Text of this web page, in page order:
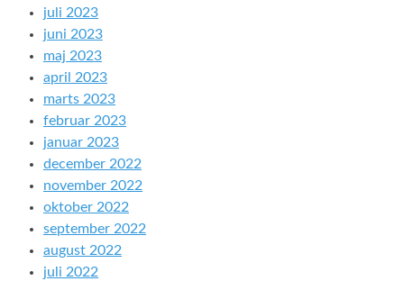
juli 2023
juni 2023
maj 2023
april 2023
marts 2023
februar 2023
januar 2023
december 2022
november 2022
oktober 2022
september 2022
august 2022
juli 2022